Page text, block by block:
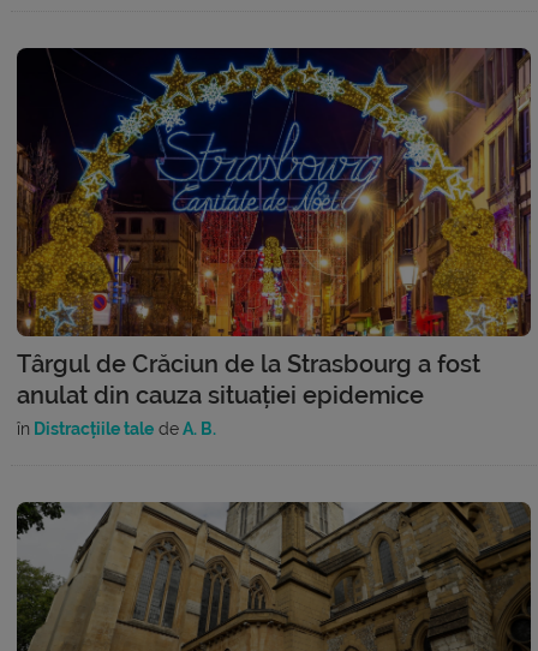
Târgul de Crăciun de la Strasbourg a fost
anulat din cauza situației epidemice
în Distracțiile tale deA. B.